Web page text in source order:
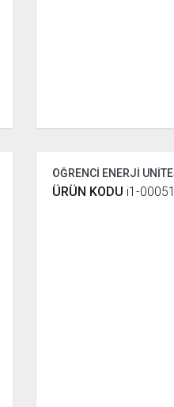
ÖĞRENCİ ENERJİ
ÜRÜN KODU i1-00051